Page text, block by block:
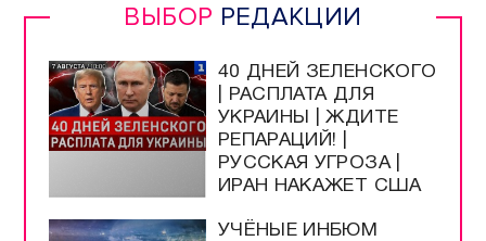
ВЫБОР РЕДАКЦИИ
40 ДНЕЙ ЗЕЛЕНСКОГО
| РАСПЛАТА ДЛЯ
УКРАИНЫ | ЖДИТЕ
РЕПАРАЦИЙ! |
РУССКАЯ УГРОЗА |
ИРАН НАКАЖЕТ США
УЧЁНЫЕ ИНБЮМ